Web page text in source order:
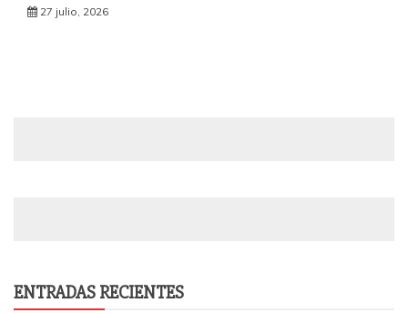
27 julio, 2026
ENTRADAS RECIENTES